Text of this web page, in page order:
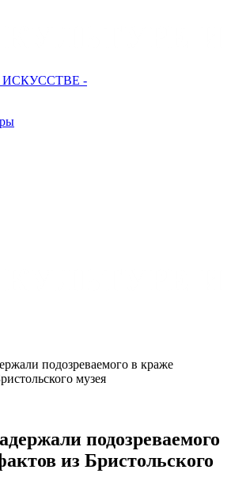
ИСКУССТВЕ -
подозреваемого в краже
музея
подозреваемого
из Бристольского